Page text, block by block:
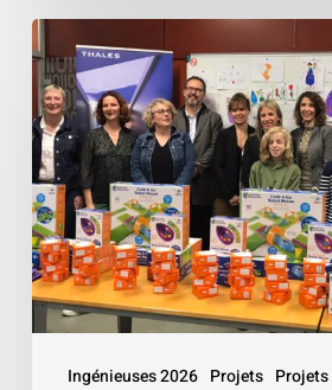
Ingénieuses 2026 Projets
«
Robot4Kids
»
–
Grenoble
INP
–
Esisar